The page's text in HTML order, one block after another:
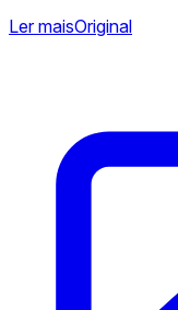
Ler maisOriginal